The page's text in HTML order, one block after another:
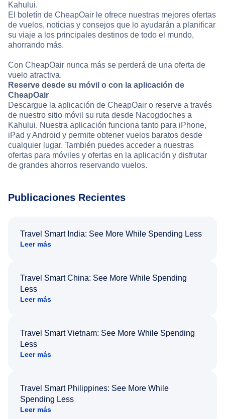
Kahului.
El boletín de CheapOair le ofrece nuestras mejores ofertas
de vuelos, noticias y consejos que lo ayudarán a planificar
su viaje a los principales destinos de todo el mundo,
ahorrando más.
Con CheapOair nunca más se perderá de una oferta de
vuelo atractiva.
Reserve desde su móvil o con la aplicación de
CheapOair
Descargue la aplicación de CheapOair o reserve a través
de nuestro sitio móvil su ruta desde Nacogdoches a
Kahului. Nuestra aplicación funciona tanto para iPhone,
iPad y Android y permite obtener vuelos baratos desde
cualquier lugar. También puedes acceder a nuestras
ofertas para móviles y ofertas en la aplicación y disfrutar
de grandes ahorros reservando vuelos.
Publicaciones Recientes
Travel Smart India: See More While Spending Less
Leer más
Travel Smart China: See More While Spending
Less
Leer más
Travel Smart Vietnam: See More While Spending
Less
Leer más
Travel Smart Philippines: See More While
Spending Less
Leer más